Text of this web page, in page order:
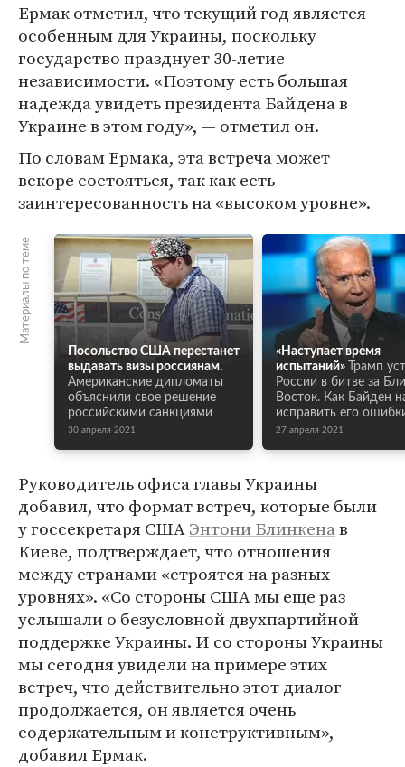
Ермак отметил, что текущий год является
особенным для Украины, поскольку
государство празднует 30-летие
независимости. «Поэтому есть большая
надежда увидеть президента Байдена в
Украине в этом году», — отметил он.
По словам Ермака, эта встреча может
вскоре состояться, так как есть
заинтересованность на «высоком уровне».
Материалы по теме
Посольство США перестанет
выдавать визы россиянам.
Американские дипломаты
объяснили свое решение
российскими санкциями
30 апреля 2021
«Наступает время
испытаний»
Трамп
России в битве за
Восток. Как Байден
исправить его
27 апреля 2021
Руководитель офиса главы Украины
добавил, что формат встреч, которые были
у госсекретаря СШАЭнтони Блинкенав
Киеве, подтверждает, что отношения
между странами «строятся на разных
уровнях». «Со стороны США мы еще раз
услышали о безусловной двухпартийной
поддержке Украины. И со стороны Украины
мы сегодня увидели на примере этих
встреч, что действительно этот диалог
продолжается, он является очень
содержательным и конструктивным», —
добавил Ермак.